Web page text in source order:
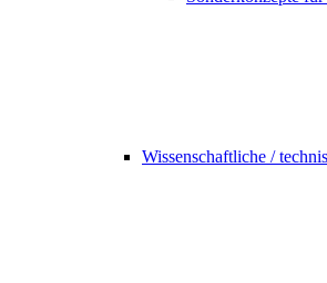
Wissenschaftliche /